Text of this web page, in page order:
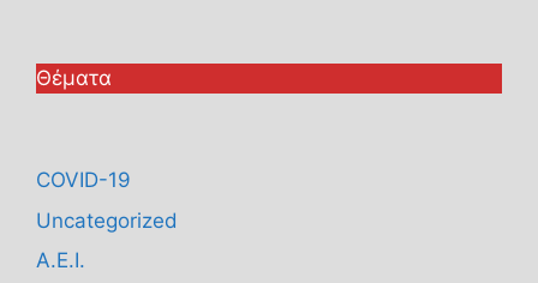
Θέματα
COVID-19
Uncategorized
Α.Ε.Ι.